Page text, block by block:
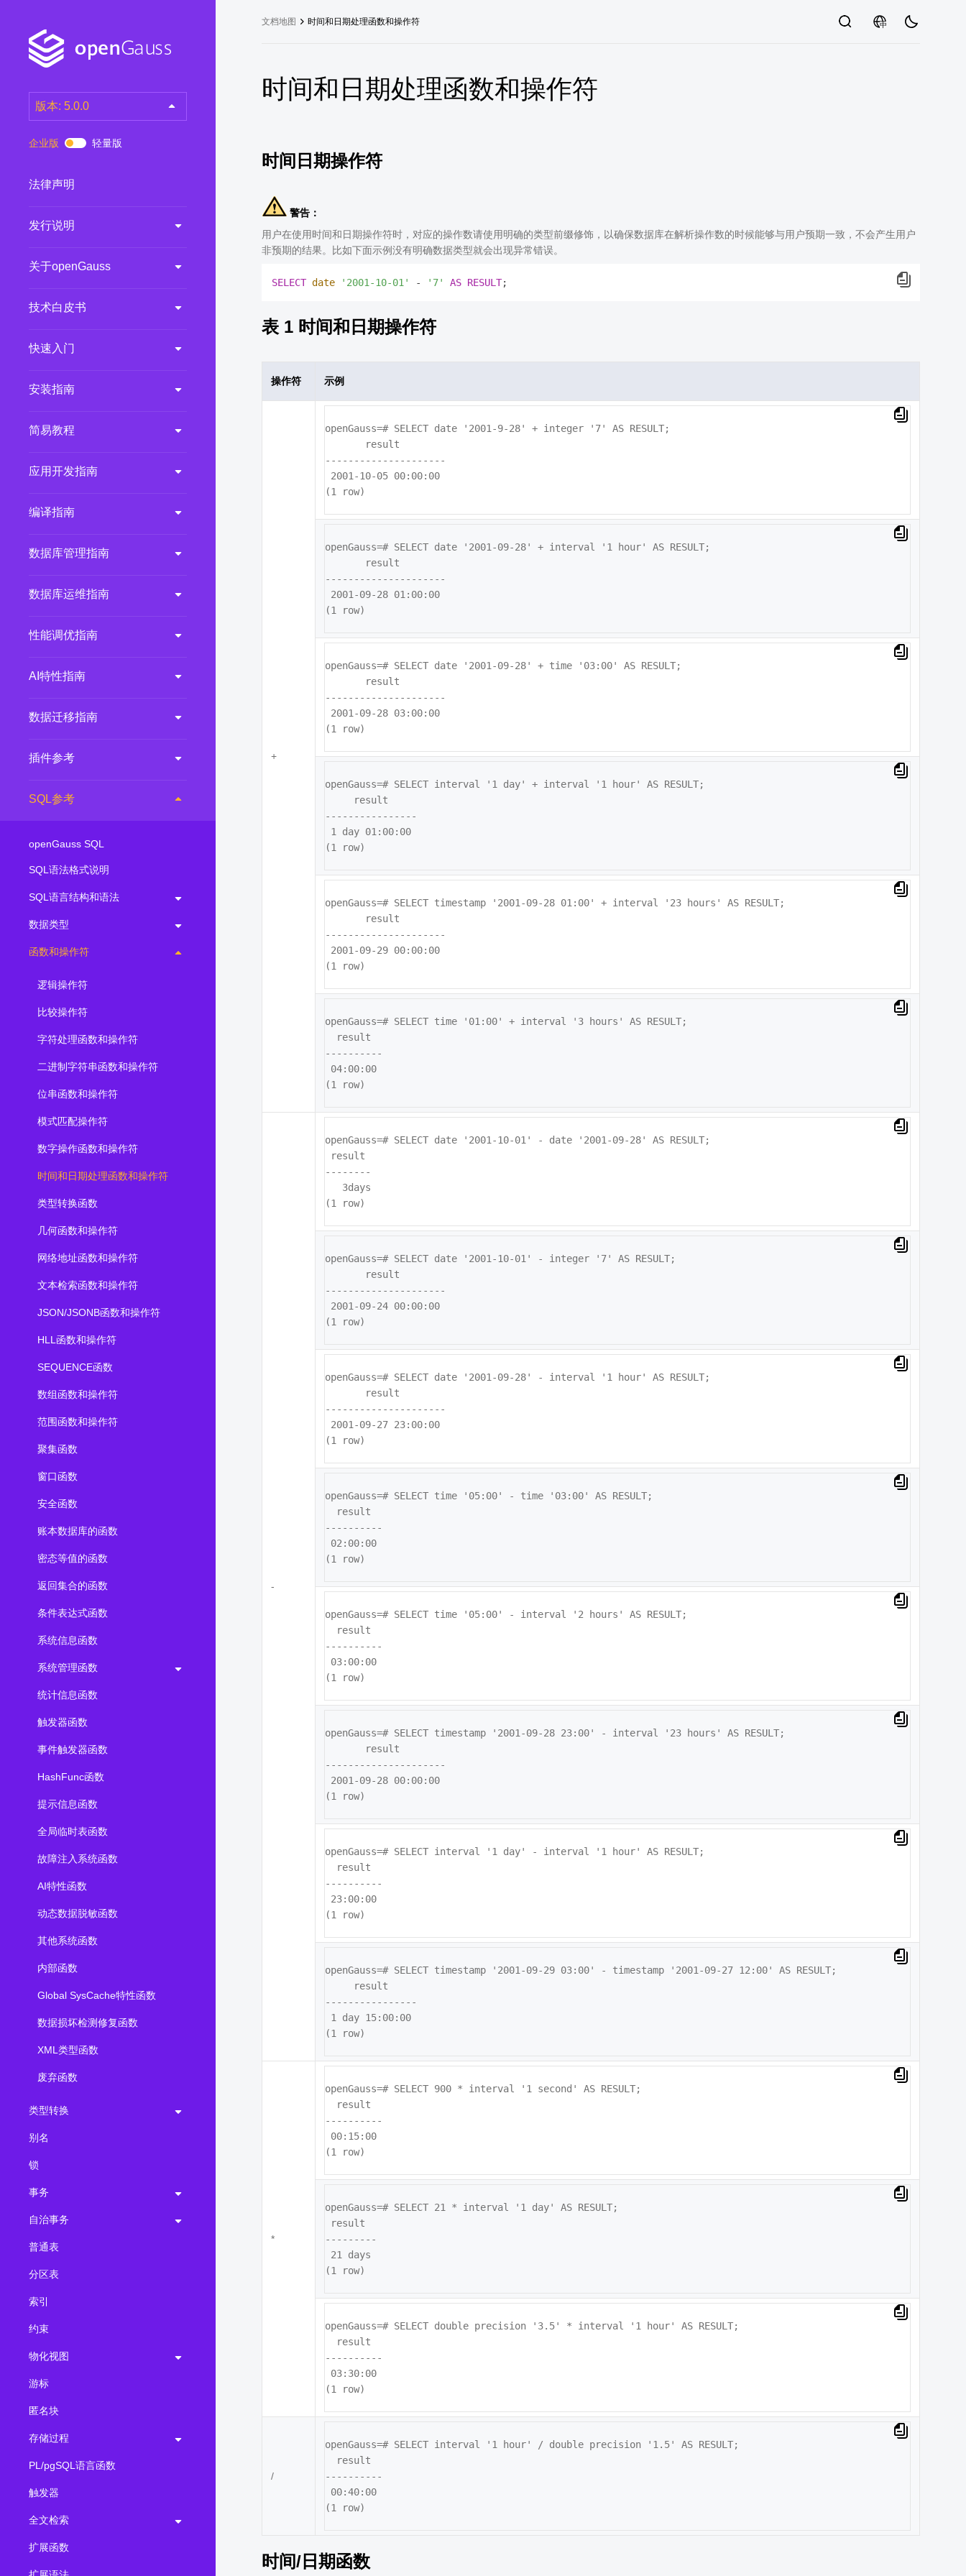
版本: 5.0.0
7.0.0-RC2
6.0.0 (LTS)
5.1.0 (Preview)
2.0.0 (LTS)
3.1.0 (EOM)
2.0.1 (EOM)
1.0.1 (EOM)
企业版 轻量版
法律声明
发行说明
关于openGauss
技术白皮书
快速入门
安装指南
简易教程
应用开发指南
编译指南
数据库管理指南
数据库运维指南
性能调优指南
AI特性指南
数据迁移指南
插件参考
SQL参考
openGauss SQL
SQL语法格式说明
SQL语言结构和语法
数据类型
函数和操作符
逻辑操作符
比较操作符
字符处理函数和操作符
二进制字符串函数和操作符
位串函数和操作符
模式匹配操作符
数字操作函数和操作符
时间和日期处理函数和操作符
类型转换函数
几何函数和操作符
网络地址函数和操作符
文本检索函数和操作符
JSON/JSONB函数和操作符
HLL函数和操作符
SEQUENCE函数
数组函数和操作符
范围函数和操作符
聚集函数
窗口函数
安全函数
账本数据库的函数
密态等值的函数
返回集合的函数
条件表达式函数
系统信息函数
系统管理函数
统计信息函数
触发器函数
事件触发器函数
HashFunc函数
提示信息函数
全局临时表函数
故障注入系统函数
AI特性函数
动态数据脱敏函数
其他系统函数
内部函数
Global SysCache特性函数
数据损坏检测修复函数
XML类型函数
废弃函数
类型转换
别名
锁
事务
自治事务
普通表
分区表
索引
约束
物化视图
游标
匿名块
存储过程
PL/pgSQL语言函数
触发器
全文检索
扩展函数
文档地图 时间和日期处理函数和操作符 中
时间和日期处理函数和操作符
时间日期操作符
警告：
用户在使用时间和日期操作符时，对应的操作数请使用明确的类型前缀修饰，以确保数据库在解析操作数的时候能够与用户预期一致，不会产生用户
非预期的结果。比如下面示例没有明确数据类型就会出现异常错误。
SELECT date '2001-10-01' - '7' AS RESULT
表 1 时间和日期操作符
操作符 示例
+
openGauss=# SELECT date '2001-9-28' + integer '7' AS RESULT;
       result
---------------------
2001-10-05 00:00:00
(1 row)
openGauss=# SELECT date '2001-09-28' + interval '1 hour' AS RESULT;
       result
---------------------
2001-09-28 01:00:00
(1 row)
openGauss=# SELECT date '2001-09-28' + time '03:00' AS RESULT;
       result
---------------------
2001-09-28 03:00:00
(1 row)
openGauss=# SELECT interval '1 day' + interval '1 hour' AS RESULT;
     result
----------------
1 day 01:00:00
(1 row)
openGauss=# SELECT timestamp '2001-09-28 01:00' + interval '23 hours' AS RESULT;
       result
---------------------
2001-09-29 00:00:00
(1 row)
openGauss=# SELECT time '01:00' + interval '3 hours' AS RESULT;
  result
----------
04:00:00
(1 row)
-
openGauss=# SELECT date '2001-10-01' - date '2001-09-28' AS RESULT;
result
--------
   3days
(1 row)
openGauss=# SELECT date '2001-10-01' - integer '7' AS RESULT;
       result
---------------------
2001-09-24 00:00:00
(1 row)
openGauss=# SELECT date '2001-09-28' - interval '1 hour' AS RESULT;
       result
---------------------
2001-09-27 23:00:00
(1 row)
openGauss=# SELECT time '05:00' - time '03:00' AS RESULT;
  result
----------
02:00:00
(1 row)
openGauss=# SELECT time '05:00' - interval '2 hours' AS RESULT;
  result
----------
03:00:00
(1 row)
openGauss=# SELECT timestamp '2001-09-28 23:00' - interval '23 hours' AS RESULT;
       result
---------------------
2001-09-28 00:00:00
(1 row)
openGauss=# SELECT interval '1 day' - interval '1 hour' AS RESULT;
  result
----------
23:00:00
(1 row)
openGauss=# SELECT timestamp '2001-09-29 03:00' - timestamp '2001-09-27 12:00' AS RESULT;
     result
----------------
1 day 15:00:00
(1 row)
*
openGauss=# SELECT 900 * interval '1 second' AS RESULT;
  result
----------
00:15:00
(1 row)
openGauss=# SELECT 21 * interval '1 day' AS RESULT;
result
---------
21 days
(1 row)
openGauss=# SELECT double precision '3.5' * interval '1 hour' AS RESULT;
  result
----------
03:30:00
(1 row)
/
openGauss=# SELECT interval '1 hour' / double precision '1.5' AS RESULT;
  result
----------
00:40:00
(1 row)
时间/日期函数